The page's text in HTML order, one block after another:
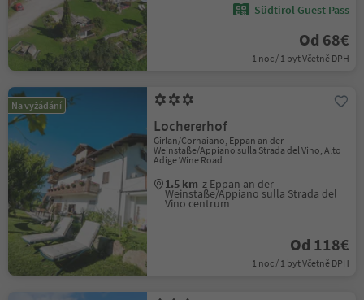
Südtirol Guest Pass
Od 68€
1 noc / 1 byt Včetně DPH
Na vyžádání
Lochererhof
Girlan/Cornaiano, Eppan an der
Weinstaße/Appiano sulla Strada del Vino, Alto
Adige Wine Road
1.5 km z Eppan an der
Weinstaße/Appiano sulla Strada del
Vino centrum
Od 118€
1 noc / 1 byt Včetně DPH